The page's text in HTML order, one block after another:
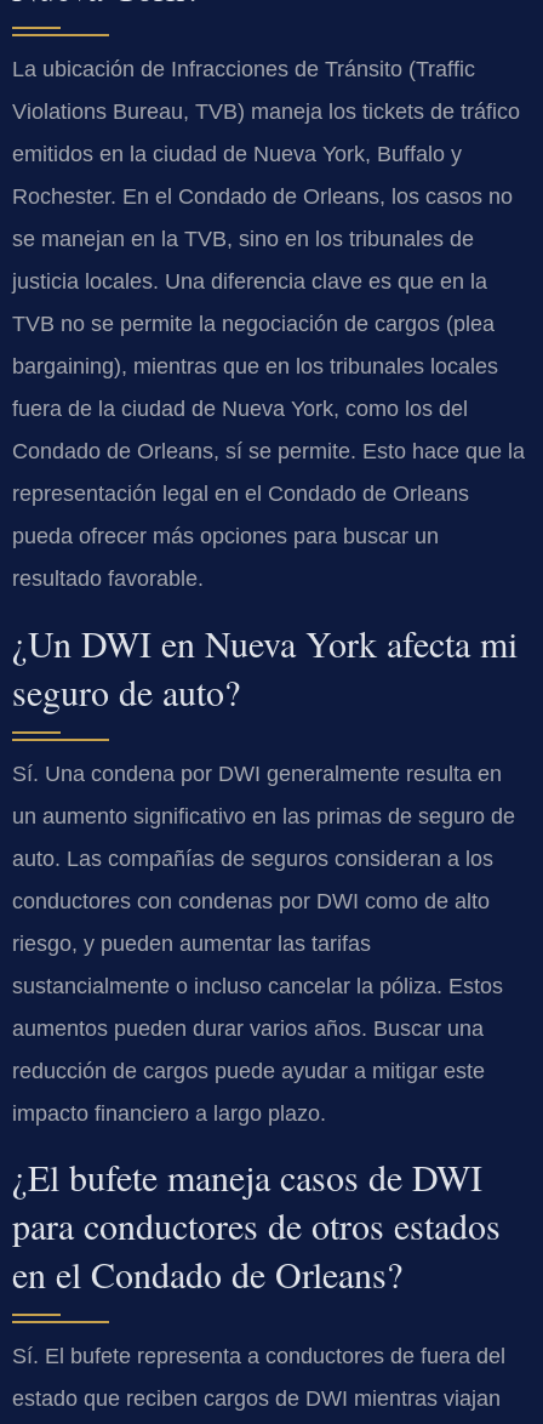
La ubicación de Infracciones de Tránsito (Traffic
Violations Bureau, TVB) maneja los tickets de tráfico
emitidos en la ciudad de Nueva York, Buffalo y
Rochester. En el Condado de Orleans, los casos no
se manejan en la TVB, sino en los tribunales de
justicia locales. Una diferencia clave es que en la
TVB no se permite la negociación de cargos (plea
bargaining), mientras que en los tribunales locales
fuera de la ciudad de Nueva York, como los del
Condado de Orleans, sí se permite. Esto hace que la
representación legal en el Condado de Orleans
pueda ofrecer más opciones para buscar un
resultado favorable.
¿Un DWI en Nueva York afecta mi
seguro de auto?
Sí. Una condena por DWI generalmente resulta en
un aumento significativo en las primas de seguro de
auto. Las compañías de seguros consideran a los
conductores con condenas por DWI como de alto
riesgo, y pueden aumentar las tarifas
sustancialmente o incluso cancelar la póliza. Estos
aumentos pueden durar varios años. Buscar una
reducción de cargos puede ayudar a mitigar este
impacto financiero a largo plazo.
¿El bufete maneja casos de DWI
para conductores de otros estados
en el Condado de Orleans?
Sí. El bufete representa a conductores de fuera del
estado que reciben cargos de DWI mientras viajan